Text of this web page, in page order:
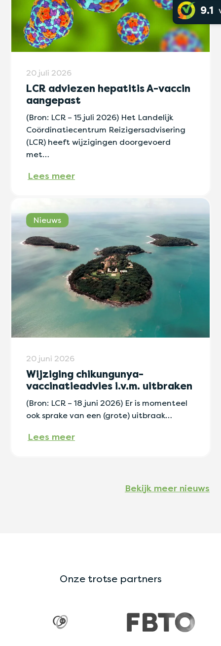
20 juli 2026
LCR adviezen hepatitis A-vaccin
aangepast
(Bron: LCR – 15 juli 2026) Het Landelijk
Coördinatiecentrum Reizigersadvisering
(LCR) heeft wijzigingen doorgevoerd
met…
Lees meer
Nieuws
20 juni 2026
Wijziging chikungunya-
vaccinatieadvies i.v.m. uitbraken
(Bron: LCR – 18 juni 2026) Er is momenteel
ook sprake van een (grote) uitbraak…
Lees meer
Bekijk meer nieuws
Onze trotse partners
9.1